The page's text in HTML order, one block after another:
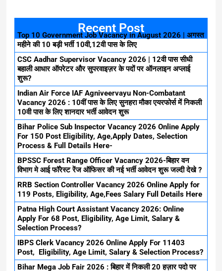
Recent Post
Top 10 Government Job Vacancy in August 2026 | अगस्त
महीने की 10 बड़ी भर्ती 10वी,12वी पास के लिए
CSC Aadhar Supervisor Vacancy 2026 | 12वी पास सीधी
बहाली आधार ऑपरेटर और सुपरवाइज़र के पदों पर ऑनलाइन अप्लाई
शुरू?
Indian Air Force IAF Agniveervayu Non-Combatant
Vacancy 2026 : 10वीं पास के लिए सुनहरा मौका एयरफोर्स में निकली
10वी पास के लिए शानदार भर्ती आवेदन शुरू
Bihar Police Sub Inspector Vacancy 2026 Online Apply
For 150 Post Eligibility, Age,Apply Dates, Selection
Process & Full Details Here-
BPSSC Forest Range Officer Vacancy 2026-बिहार वन
विभाग मे आई फॉरेस्ट रेंज ऑफिसर की नई भर्ती आवेदन शुरू जल्दी देखे ?
RRB Section Controller Vacancy 2026 Online Apply for
119 Posts, Eligibility, Age,Fees Salary Full Details Here
Patna High Court Assistant Vacancy 2026: Online
Apply For 68 Post, Eligibility, Age Limit, Salary &
Selection Process?
IBPS Clerk Vacancy 2026 Online Apply For 11403
Post, Eligibility, Age Limit, Salary & Selection Process?
Bihar Mega Job Fair 2026 : बिहार में निकली 20 हज़ार पदो पर